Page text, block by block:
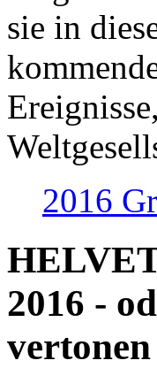
sie in
2016
2016 -